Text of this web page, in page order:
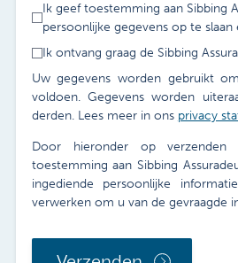
Ik geef toestemming aan Sibbing
persoonlijke gegevens op te
Ik ontvang graag de Sibbing
Uw gegevens worden gebruikt
voldoen. Gegevens worden
derden. Lees meer in ons privacy
Door hieronder op
toestemming aan Sibbing
ingediende persoonlijke
verwerken om u van de gevraagde